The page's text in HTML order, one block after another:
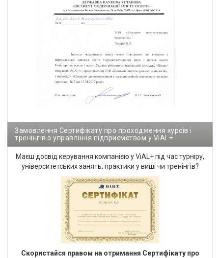
Замовлення Сертифікату про проходження курсів і
тренінгів з управління підприємством у ViAL+
Маєш досвід керування компанією у ViAL+ під час турніру,
університетських занять, практики у виші чи тренінгів?
Cкористайся правом на отримання Сертифікату про